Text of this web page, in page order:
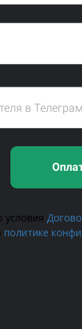
условия
политике